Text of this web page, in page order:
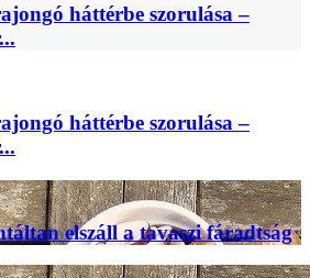
háttérbe szorulása –
háttérbe szorulása –
elszáll a tavaszi fáradtság